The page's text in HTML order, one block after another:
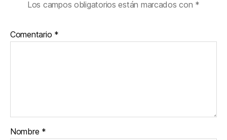
Los campos obligatorios están marcados con *
Comentario *
Nombre *